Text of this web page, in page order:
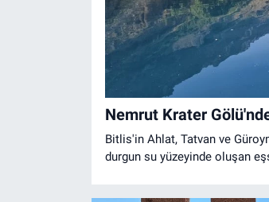
Nemrut Krater
Bitlis'in Ahlat, Tatvan ve
durgun su yüzeyinde oluşan